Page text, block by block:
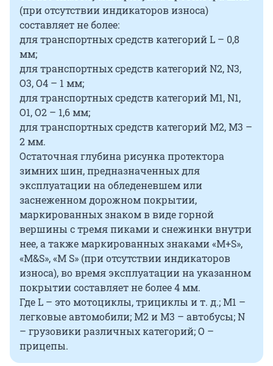
(при отсутствии индикаторов износа)
составляет не более:
для транспортных средств категорий L – 0,8
мм;
для транспортных средств категорий N2, N3,
O3, O4 – 1 мм;
для транспортных средств категорий M1, N1,
O1, O2 – 1,6 мм;
для транспортных средств категорий M2, M3 –
2 мм.
Остаточная глубина рисунка протектора
зимних шин, предназначенных для
эксплуатации на обледеневшем или
заснеженном дорожном покрытии,
маркированных знаком в виде горной
вершины с тремя пиками и снежинки внутри
нее, а также маркированных знаками «M+S»,
«M&S», «M S» (при отсутствии индикаторов
износа), во время эксплуатации на указанном
покрытии составляет не более 4 мм.
Где L – это мотоциклы, трициклы и т. д.; М1 –
легковые автомобили; М2 и М3 – автобусы; N
– грузовики различных категорий; О –
прицепы.